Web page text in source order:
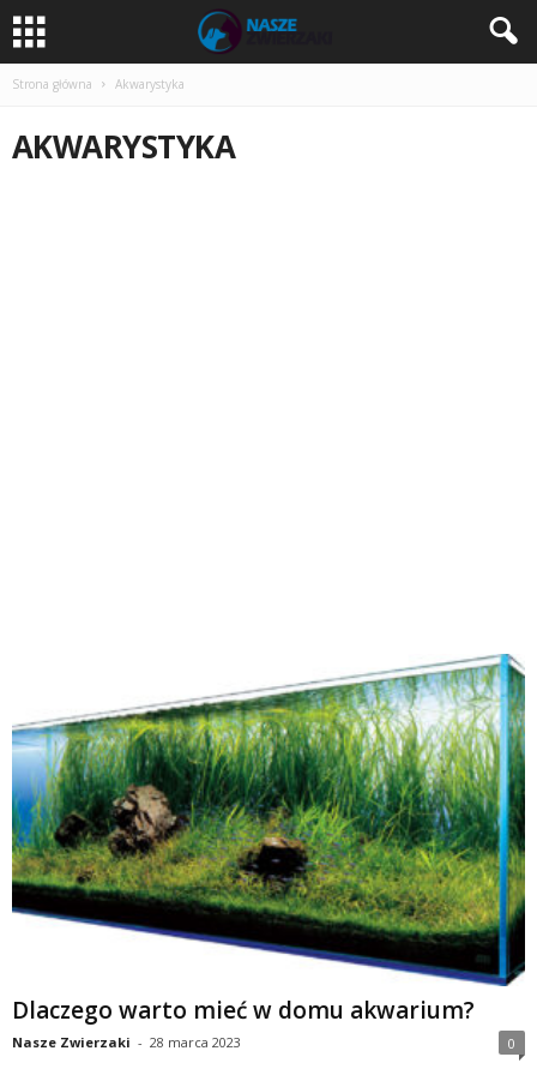
Strona główna Akwarystyka
AKWARYSTYKA
Dlaczego warto mieć w domu akwarium?
Nasze Zwierzaki - 28 marca 2023 0